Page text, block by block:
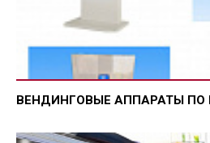
ВЕНДИНГОВЫЕ АППАРАТЫ